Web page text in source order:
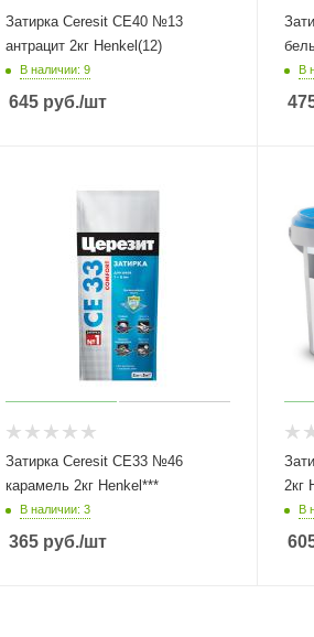
Затирка Ceresit СЕ40 №13
антрацит 2кг Henkel(12)
В наличии: 9
645 руб./шт
В
Затирка Ceresit СЕ33 №46
карамель 2кг Henkel***
В наличии: 3
365 руб./шт
2кг
В